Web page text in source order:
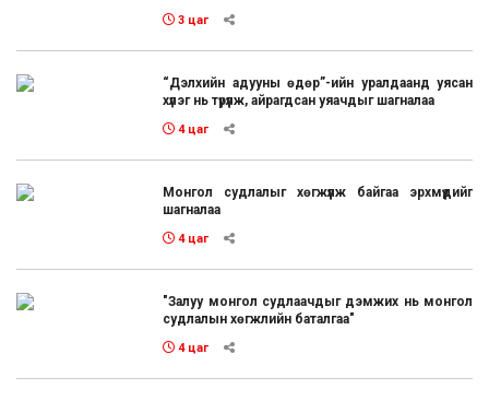
3 цаг
“Дэлхийн адууны өдөр”-ийн уралдаанд уясан
хүлэг нь түрүүлж, айрагдсан уяачдыг шагналаа
4 цаг
Монгол судлалыг хөгжүүлж байгаа эрхмүүдийг
шагналаа
4 цаг
"Залуу монгол судлаачдыг дэмжих нь монгол
судлалын хөгжлийн баталгаа"
4 цаг